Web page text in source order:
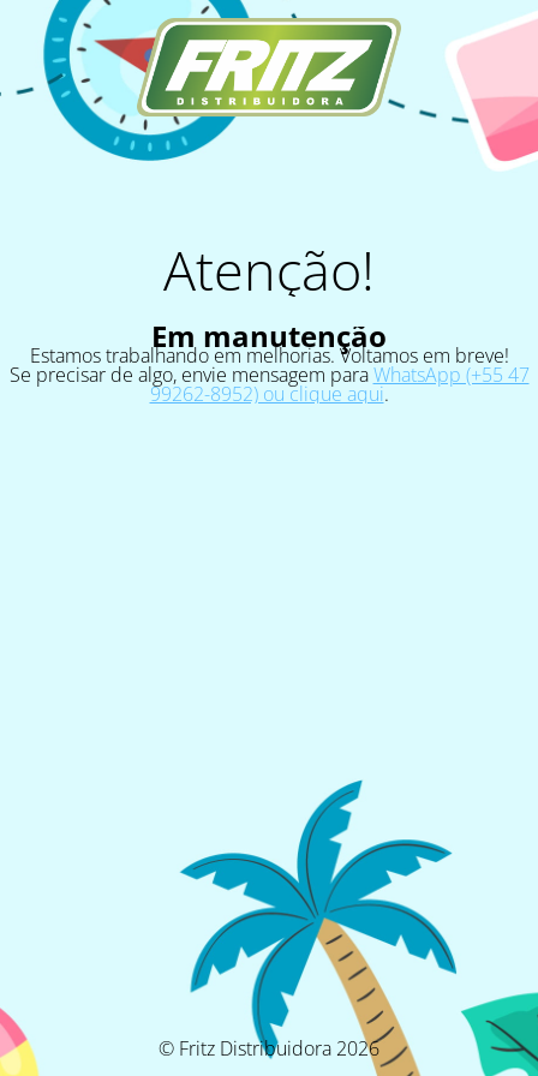
Atenção!
Em manutenção
Estamos trabalhando em melhorias. Voltamos em breve!
Se precisar de algo, envie mensagem paraWhatsApp (+55 47
99262-8952) ou clique aqui.
© Fritz Distribuidora 2026